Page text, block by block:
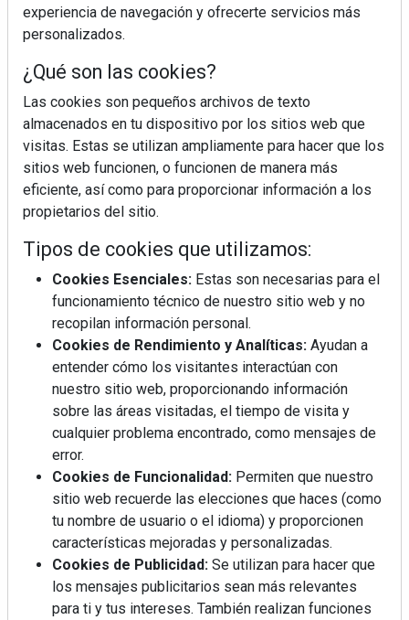
¿Sabes en qué consiste el síndrome metabólico?
Mujer del mes: Boticaria García, la farmacéutica que
habla con el corazón
experiencia de navegación y ofrecerte servicios más
personalizados.
¿Qué son las cookies?
Las cookies son pequeños archivos de texto
almacenados en tu dispositivo por los sitios web que
visitas. Estas se utilizan ampliamente para hacer que los
sitios web funcionen, o funcionen de manera más
eficiente, así como para proporcionar información a los
propietarios del sitio.
Tipos de cookies que utilizamos:
Cookies Esenciales: Estas son necesarias para el
funcionamiento técnico de nuestro sitio web y no
recopilan información personal.
Cookies de Rendimiento y Analíticas: Ayudan a
entender cómo los visitantes interactúan con
nuestro sitio web, proporcionando información
sobre las áreas visitadas, el tiempo de visita y
cualquier problema encontrado, como mensajes de
error.
Cookies de Funcionalidad: Permiten que nuestro
sitio web recuerde las elecciones que haces (como
tu nombre de usuario o el idioma) y proporcionen
características mejoradas y personalizadas.
Cookies de Publicidad: Se utilizan para hacer que
los mensajes publicitarios sean más relevantes
para ti y tus intereses. También realizan funciones